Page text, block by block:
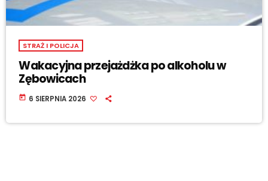
STRAŻ I POLICJA
Wakacyjna przejażdżka po alkoholu w
Zębowicach
today 6 SIERPNIA 2026